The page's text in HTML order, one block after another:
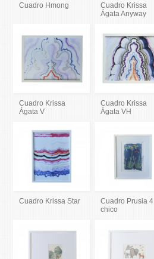
Cuadro Hmong
Cuadro Krissa
Ágata Anyway
Cuadro Krissa
Ágata V
Cuadro Krissa
Ágata VH
Cuadro Krissa Star
Cuadro Prusia 4
chico